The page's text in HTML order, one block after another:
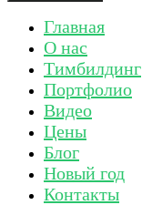
Главная
О нас
Тимбилдинг
Портфолио
Видео
Цены
Блог
Новый год
Контакты